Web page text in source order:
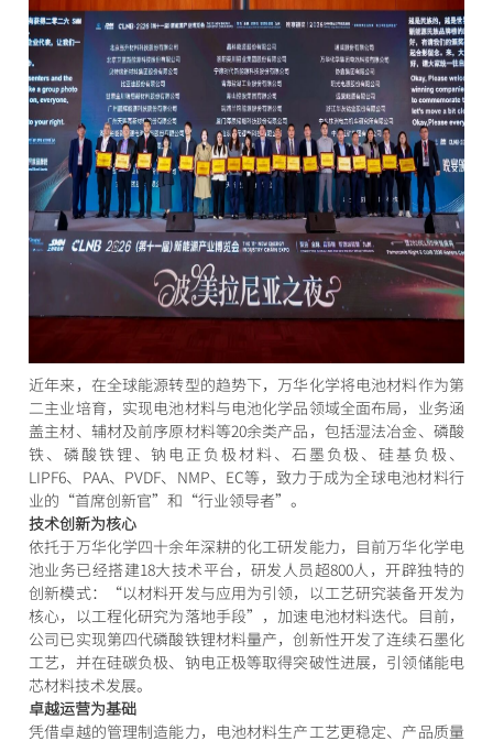
近年来，在全球能源转型的趋势下，万华化学将电池材料作为第
二主业培育，实现电池材料与电池化学品领域全面布局，业务涵
盖主材、辅材及前序原材料等20余类产品，包括湿法冶金、磷酸
铁、磷酸铁锂、钠电正负极材料、石墨负极、硅基负极、
LIPF6、PAA、PVDF、NMP、EC等，致力于成为全球电池材料行
业的“首席创新官”和“行业领导者”。
技术创新为核心
依托于万华化学四十余年深耕的化工研发能力，目前万华化学电
池业务已经搭建18大技术平台，研发人员超800人，开辟独特的
创新模式：“以材料开发与应用为引领，以工艺研究装备开发为
核心，以工程化研究为落地手段”，加速电池材料迭代。目前，
公司已实现第四代磷酸铁锂材料量产，创新性开发了连续石墨化
工艺，并在硅碳负极、钠电正极等取得突破性进展，引领储能电
芯材料技术发展。
卓越运营为基础
凭借卓越的管理制造能力，电池材料生产工艺更稳定、产品质量